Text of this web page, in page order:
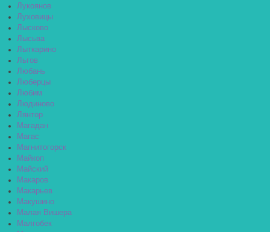
Лукоянов
Луховицы
Лысково
Лысьва
Лыткарино
Льгов
Любань
Люберцы
Любим
Людиново
Лянтор
Магадан
Магас
Магнитогорск
Майкоп
Майский
Макаров
Макарьев
Макушино
Малая Вишера
Малгобек